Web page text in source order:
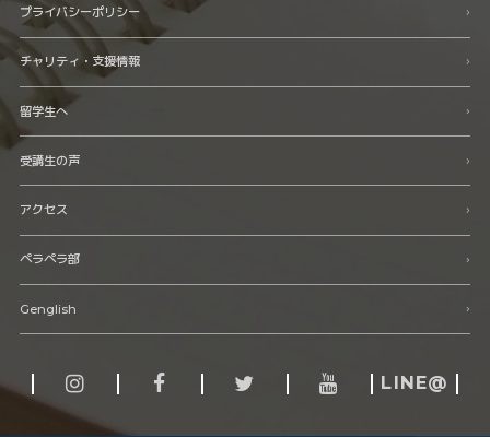
プライバシーポリシー
チャリティ・支援情報
留学生へ
受講生の声
アクセス
ペラペラ部
Genglish
LINE@